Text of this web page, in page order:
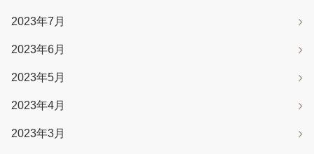
2023年7月
2023年6月
2023年5月
2023年4月
2023年3月